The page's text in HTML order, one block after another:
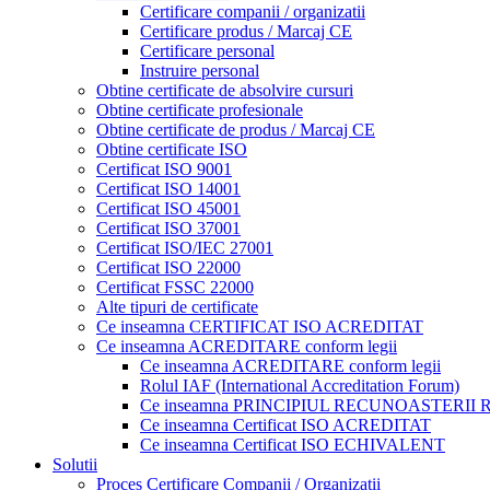
Certificare companii / organizatii
Certificare produs / Marcaj CE
Certificare personal
Instruire personal
Obtine certificate de absolvire cursuri
Obtine certificate profesionale
Obtine certificate de produs / Marcaj CE
Obtine certificate ISO
Certificat ISO 9001
Certificat ISO 14001
Certificat ISO 45001
Certificat ISO 37001
Certificat ISO/IEC 27001
Certificat ISO 22000
Certificat FSSC 22000
Alte tipuri de certificate
Ce inseamna CERTIFICAT ISO ACREDITAT
Ce inseamna ACREDITARE conform legii
Ce inseamna ACREDITARE conform legii
Rolul IAF (International Accreditation Forum)
Ce inseamna PRINCIPIUL RECUNOASTERII
Ce inseamna Certificat ISO ACREDITAT
Ce inseamna Certificat ISO ECHIVALENT
Solutii
Proces Certificare Companii / Organizatii